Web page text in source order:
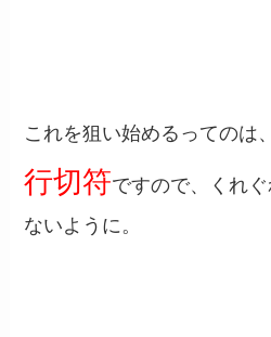
これを狙い始めるってのは、
行切符ですので、くれ
ないように。